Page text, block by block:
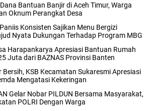
Bantuan Banjir di Aceh Timur, Warga
Oknum Perangkat Desa
Konsisten Sajikan Menu Bergizi
Nyata Dukungan Terhadap Program MBG
Harapankarya Apresiasi Bantuan Rumah
Juta dari BAZNAS Provinsi Banten
Bersih, KSB Kecamatan Sukaresmi Apresiasi
Mengatasi Kekeringan
Gelar Nobar PILDUN Bersama Masyarakat,
POLRI Dengan Warga